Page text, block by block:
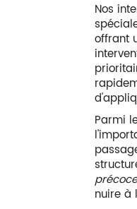
Nos
offrant
Parmi
nuire à